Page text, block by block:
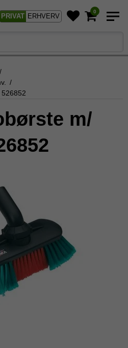
PRIVAT ERHVERV
0
/
/
m/